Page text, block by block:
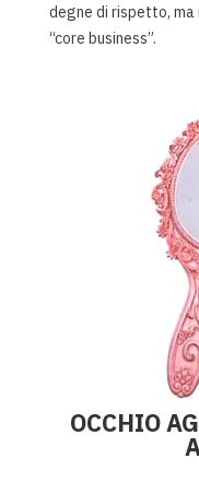
degne di rispetto, ma
“core business”.
OCCHIO